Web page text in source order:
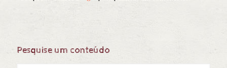
Pesquise um conteúdo